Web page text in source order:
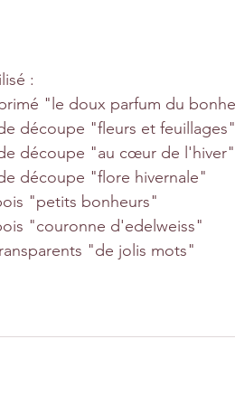
:
"le doux parfum du
découpe "fleurs et feuillages"
découpe "au cœur de l'hiver"
découpe "flore hivernale"
"petits bonheurs"
"couronne d'edelweiss"
"de jolis mots"